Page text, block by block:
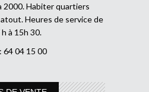
2000. Habiter quartiers
Heures de service de
à 15h 30.
64 04 15 00